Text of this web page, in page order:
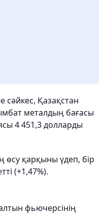
сәйкес, Қазақстан
металдың бағасы
4 451,3 долларды
өсу қарқыны үдеп, бір
(+1,47%).
фьючерсінің